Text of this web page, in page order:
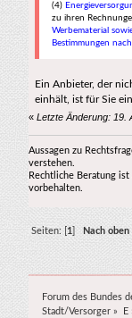
(4)
zu ihren
Werbematerial
Bestimmungen
Ein Anbieter, der
einhält, ist für Sie
«Letzte Änderung: 19.
Aussagen zu
verstehen.
Rechtliche Beratung
vorbehalten.
Seiten: [ 1 Nach oben
Forum des Bundes
Stadt/Versorger » E